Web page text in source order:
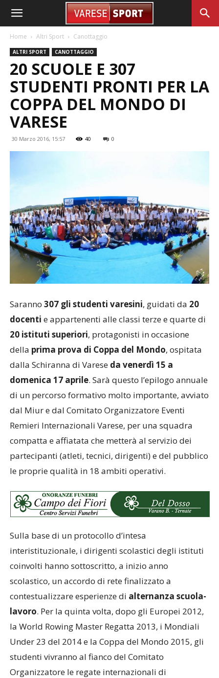
Home Altri Sport Canottaggio
ALTRI SPORT CANOTTAGGIO
20 SCUOLE E 307
STUDENTI PRONTI PER LA
COPPA DEL MONDO DI
VARESE
30 Marzo 2016, 15:57 40 0
Saranno 307 gli studenti varesini, guidati da 20
docenti e appartenenti alle classi terze e quarte di
20 istituti superiori, protagonisti in occasione
della prima prova di Coppa del Mondo, ospitata
dalla Schiranna di Varese da venerdì 15 a
domenica 17 aprile. Sarà questo l’epilogo annuale
di un percorso formativo molto importante, avviato
dal Miur e dal Comitato Organizzatore Eventi
Remieri Internazionali Varese, per una squadra
compatta e affiatata che metterà al servizio dei
partecipanti (atleti, tecnici, dirigenti) e del pubblico
le proprie qualità in 18 ambiti operativi.
Sulla base di un protocollo d’intesa
interistituzionale, i dirigenti scolastici degli istituti
coinvolti hanno sottoscritto, a inizio anno
scolastico, un accordo di rete finalizzato a
contestualizzare esperienze di alternanza scuola-
lavoro. Per la quinta volta, dopo gli Europei 2012,
la World Rowing Master Regatta 2013, i Mondiali
Under 23 del 2014 e la Coppa del Mondo 2015, gli
studenti vivranno al fianco del Comitato
Organizzatore le regate internazionali di